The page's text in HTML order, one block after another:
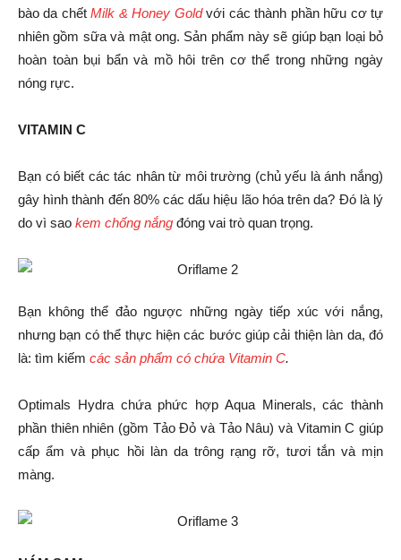
bào da chếtMilk & Honey Gold với các thành phần hữu cơ tự
nhiên gồm sữa và mật ong. Sản phẩm này sẽ giúp bạn loại bỏ
hoàn toàn bụi bẩn và mồ hôi trên cơ thể trong những ngày
nóng rực.
VITAMIN C
Bạn có biết các tác nhân từ môi trường (chủ yếu là ánh nắng)
gây hình thành đến 80% các dấu hiệu lão hóa trên da? Đó là lý
do vì sao kem chống nắng đóng vai trò quan trọng.
Bạn không thể đảo ngược những ngày tiếp xúc với nắng,
nhưng bạn có thể thực hiện các bước giúp cải thiện làn da, đó
là: tìm kiếm các sản phẩm có chứa Vitamin C.
Optimals Hydra chứa phức hợp Aqua Minerals, các thành
phần thiên nhiên (gồm Tảo Đỏ và Tảo Nâu) và Vitamin C giúp
cấp ẩm và phục hồi làn da trông rạng rỡ, tươi tắn và mịn
màng.